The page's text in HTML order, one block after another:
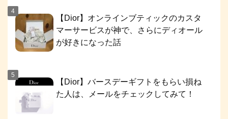
【Dior】オンラインブティックのカスタ
マーサービスが神で、さらにディオール
が好きになった話
【Dior】バースデーギフトをもらい損ね
た人は、メールをチェックしてみて！